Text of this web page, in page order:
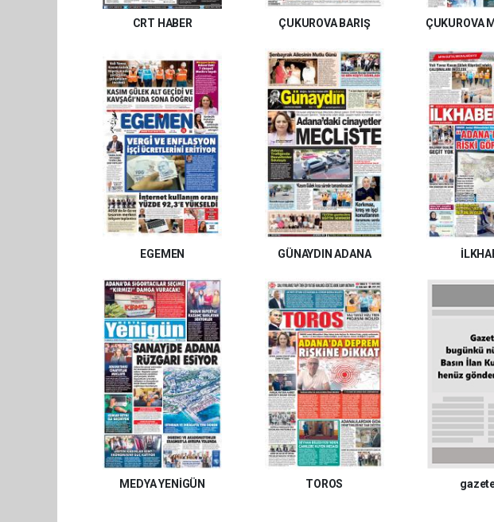
CRT HABER ÇUKUROVA BARIŞ ÇUKUROVA
EGEMEN GÜNAYDIN ADANA
MEDYA YENİGÜN TOROS